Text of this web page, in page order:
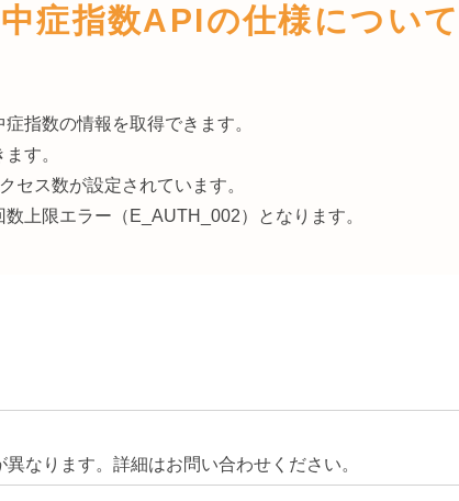
症指数APIの仕様につい
指数の情報を取得できます。
す。
セス数が設定されています。
上限エラー（E_AUTH_002）となります。
なります。詳細はお問い合わせください。